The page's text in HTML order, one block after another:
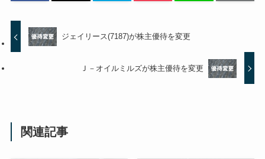
ジェイリース(7187)が株主優待を変更
Ｊ－オイルミルズが株主優待を変更
関連記事